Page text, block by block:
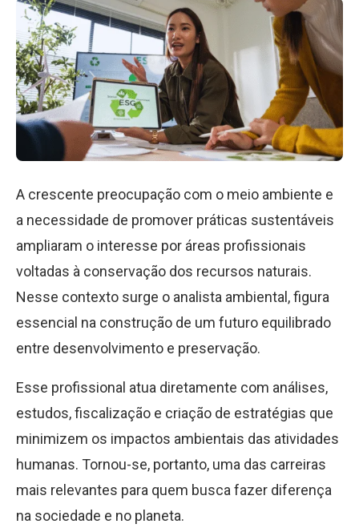
A crescente preocupação com o meio ambiente e
a necessidade de promover práticas sustentáveis
ampliaram o interesse por áreas profissionais
voltadas à conservação dos recursos naturais.
Nesse contexto surge o analista ambiental, figura
essencial na construção de um futuro equilibrado
entre desenvolvimento e preservação.
Esse profissional atua diretamente com análises,
estudos, fiscalização e criação de estratégias que
minimizem os impactos ambientais das atividades
humanas. Tornou-se, portanto, uma das carreiras
mais relevantes para quem busca fazer diferença
na sociedade e no planeta.